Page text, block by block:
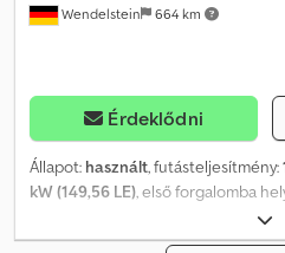
Wendelstein 664 km
Érdeklődni
Állapot: használt, futásteljesítmény:
kW (149,56 LE) , első forgalomba
, saját tömeg:
kg, szín:fehér, hajtástípus: